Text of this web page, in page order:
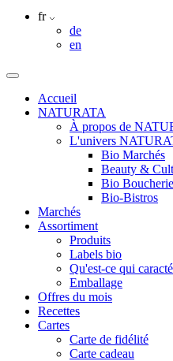
fr
de
en
Accueil
NATURATA
À propos de
L'univers
Bio Marchés
Beauty &
Bio Boucherie
Bio-Bistros
Marchés
Assortiment
Produits
Labels bio
Qu'est-ce qui
Emballage
Offres du mois
Recettes
Cartes
Carte de fidélité
Carte cadeau